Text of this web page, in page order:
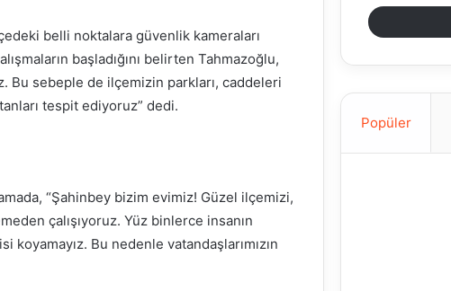
belli noktalara güvenlik kameraları
başladığını belirten Tahmazoğlu,
sebeple de ilçemizin parkları, caddeleri
tespit ediyoruz” dedi.
“Şahinbey bizim evimiz! Güzel ilçemizi,
çalışıyoruz. Yüz binlerce insanın
Bu nedenle vatandaşlarımızın
Popüler